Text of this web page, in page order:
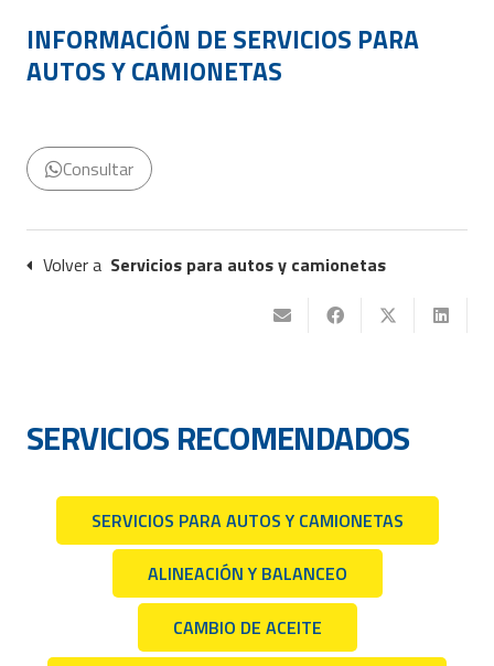
INFORMACIÓN DE SERVICIOS PARA
AUTOS Y CAMIONETAS
Consultar
Volver a Servicios para autos y camionetas
SERVICIOS RECOMENDADOS
SERVICIOS PARA AUTOS Y CAMIONETAS
ALINEACIÓN Y BALANCEO
CAMBIO DE ACEITE